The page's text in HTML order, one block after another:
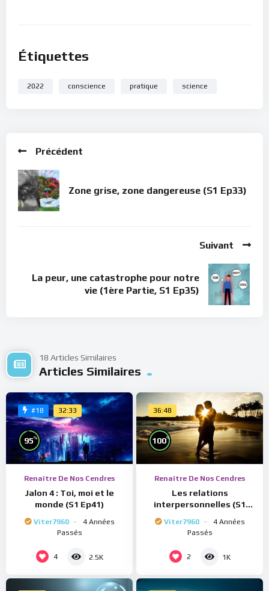
Étiquettes
2022 conscience pratique science
Précédent
Zone grise, zone dangereuse (S1 Ep33)
Suivant
La peur, une catastrophe pour notre
vie (1ère Partie, S1 Ep35)
18 Articles Similaires
Articles Similaires
#18 32:33
95%
Renaître De Nos Cendres
Jalon 4 : Toi, moi et le
monde (S1 Ep41)
Viter7960
4 Années
Passés
4 2.5K
36:48
100%
Renaître De Nos Cendres
Les relations
interpersonnelles (S1
Viter7960
4 Années
Passés
2 1K